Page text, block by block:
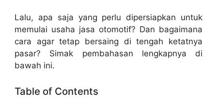
Lalu, apa saja yang perlu dipersiapkan untuk
memulai usaha jasa otomotif? Dan bagaimana
cara agar tetap bersaing di tengah ketatnya
pasar? Simak pembahasan lengkapnya di
bawah ini.
Table of Contents